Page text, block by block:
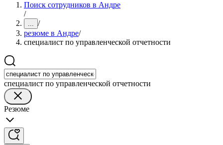
Поиск сотрудников в Андре
/
... /
резюме в Андре/
специалист по управленческой отчетности
специалист по управленческой отчетности
Резюме